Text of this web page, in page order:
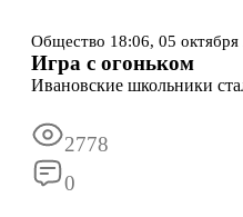
Общество 18:06, 05 октября
Игра с огоньком
Ивановские школьники
2778
0